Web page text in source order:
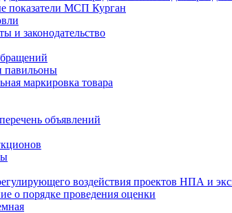
показатели МСП Курган
и законодательство
павильоны
маркировка товара
объявлений
воздействия проектов НПА и
о порядке проведения оценки